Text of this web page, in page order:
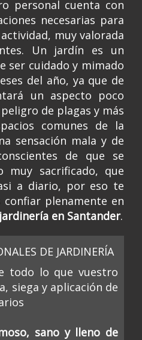
personal cuenta con
necesarias para
muy valorada
Un jardín es un
ser cuidado y mimado
del año, ya que de
un aspecto poco
de plagas y más
comunes de la
sensación mala y de
de que se
sacrificado, que
a diario, por eso te
confiar plenamente en
en Santander.
DE JARDINERÍA
todo lo que vuestro
siega y aplicación de
sano y lleno de